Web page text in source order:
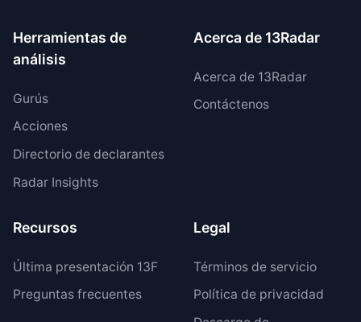
Herramientas de
análisis
Gurús
Acciones
Directorio de declarantes
Radar Insights
Acerca de 13Radar
Acerca de 13Radar
Contáctenos
Recursos
Última presentación 13F
Preguntas frecuentes
Legal
Términos de servicio
Política de privacidad